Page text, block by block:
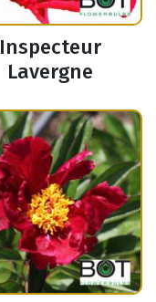
Inspecteur
Lavergne